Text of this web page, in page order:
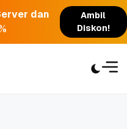
dan
Ambil
Diskon!